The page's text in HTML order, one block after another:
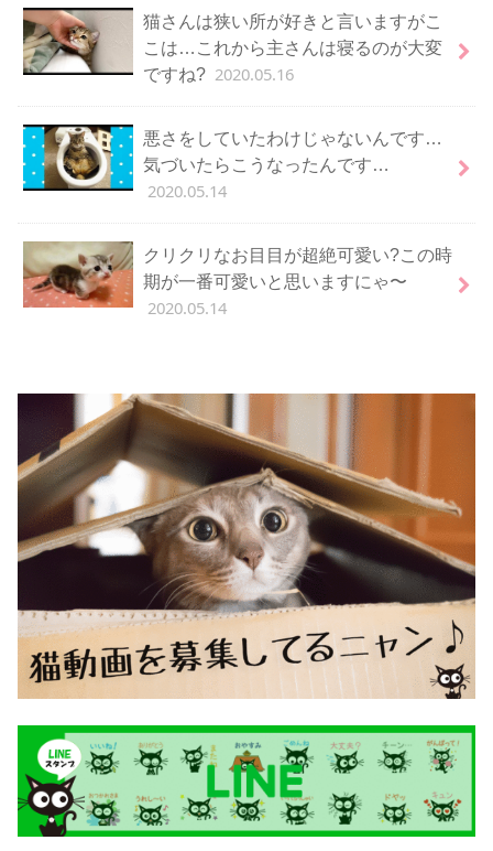
猫さんは狭い所が好きと言いますがこ
こは…これから主さんは寝るのが大変
ですね? 2020.05.16
悪さをしていたわけじゃないんです…
気づいたらこうなったんです…
2020.05.14
クリクリなお目目が超絶可愛い?この時
期が一番可愛いと思いますにゃ〜
2020.05.14